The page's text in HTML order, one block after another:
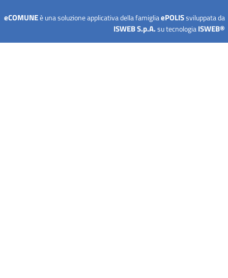
eCOMUNEè una soluzione applicativa della famigliaePOLISsviluppata da
ISWEB S.p.A. su tecnologia ISWEB®